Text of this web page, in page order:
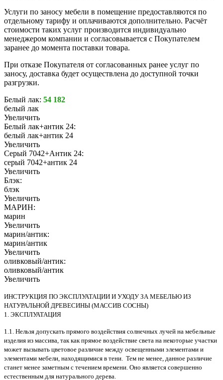
Услуги по заносу мебели в помещение предоставляются по
отдельному тарифу и оплачиваются дополнительно. Расчёт
стоимости таких услуг производится индивидуально
менеджером компании и согласовывается с Покупателем
заранее до момента поставки товара.
При отказе Покупателя от согласованных ранее услуг по
заносу, доставка будет осуществлена до доступной точки
разгрузки.
Белый лак: 54 182
белый лак
Увеличить
Белый лак+антик 24:
белый лак+антик 24
Увеличить
Серый 7042+Антик 24:
серый 7042+антик 24
Увеличить
Блэк:
блэк
Увеличить
МАРИН:
марин
Увеличить
марин/антик:
марин/антик
Увеличить
оливковый/антик:
оливковый/антик
Увеличить
ИНСТРУКЦИЯ ПО ЭКСПЛУАТАЦИИ И УХОДУ ЗА МЕБЕЛЬЮ ИЗ
НАТУРАЛЬНОЙ ДРЕВЕСИНЫ (МАССИВ СОСНЫ)
1. ЭКСПЛУАТАЦИЯ
1.1. Нельзя допускать прямого воздействия солнечных лучей на мебельные
изделия из массива, так как прямое воздействие света на некоторые участки
может вызывать цветовое различие между освещенными элементами и
элементами мебели, находящимися в тени. Тем не менее, данное различие
станет менее заметным с течением времени. Оно является совершенно
естественным для натурального дерева.